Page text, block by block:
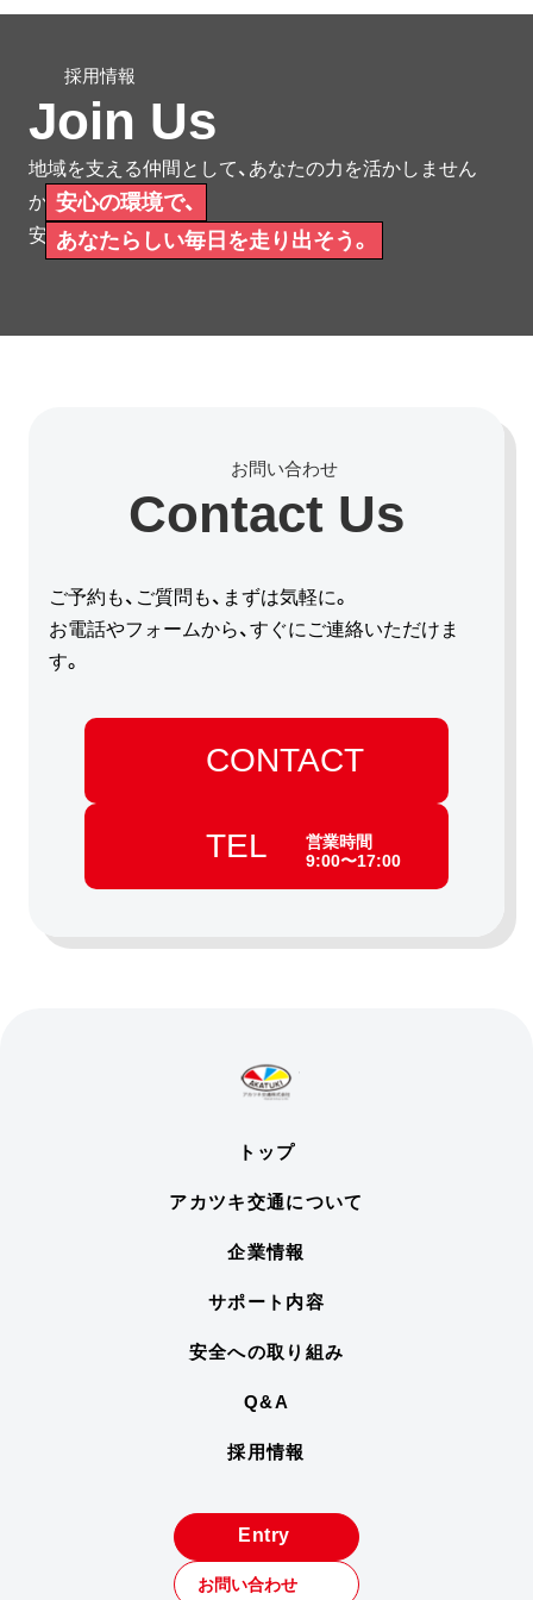
Join Us
地域を支える仲間として、あなたの力を活かしません
か。
安心して働ける環境をご用意しています。
安心の環境で、
あなたらしい毎日を走り出そう。
Contact Us
ご予約も、ご質問も、まずは気軽に。
お電話やフォームから、すぐにご連絡いただけま
す。
CONTACT
TEL
営業時間
9:00〜17:00
トップ
アカツキ交通について
企業情報
サポート内容
安全への取り組み
Q&A
採用情報
お問い合わせ
Entry